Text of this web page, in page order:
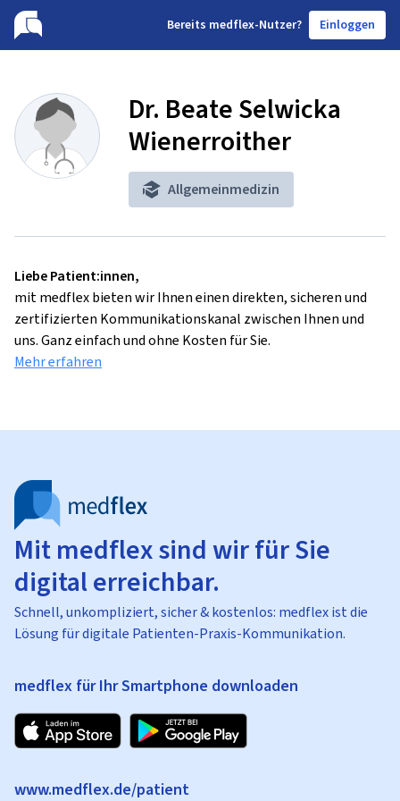
Bereits medflex-Nutzer? Einloggen
Dr. Beate Selwicka
Wienerroither
Allgemeinmedizin
Liebe Patient:innen,
mit medflex bieten wir Ihnen einen direkten, sicheren und
zertifizierten Kommunikationskanal zwischen Ihnen und
uns. Ganz einfach und ohne Kosten für Sie.
Mehr erfahren
Mit medflex sind wir für Sie
digital erreichbar.
Schnell, unkompliziert, sicher & kostenlos: medflex ist die
Lösung für digitale Patienten-Praxis-Kommunikation.
medflex für Ihr Smartphone downloaden
www.medflex.de/patient